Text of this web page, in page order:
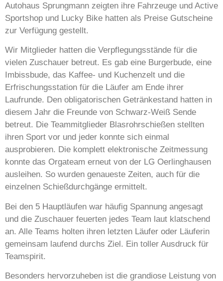
Autohaus Sprungmann zeigten ihre Fahrzeuge und Active
Sportshop und Lucky Bike hatten als Preise Gutscheine
zur Verfügung gestellt.
Wir Mitglieder hatten die Verpflegungsstände für die
vielen Zuschauer betreut. Es gab eine Burgerbude, eine
Imbissbude, das Kaffee- und Kuchenzelt und die
Erfrischungsstation für die Läufer am Ende ihrer
Laufrunde. Den obligatorischen Getränkestand hatten in
diesem Jahr die Freunde von Schwarz-Weiß Sende
betreut. Die Teammitglieder Blasrohrschießen stellten
ihren Sport vor und jeder konnte sich einmal
ausprobieren. Die komplett elektronische Zeitmessung
konnte das Orgateam erneut von der LG Oerlinghausen
ausleihen. So wurden genaueste Zeiten, auch für die
einzelnen Schießdurchgänge ermittelt.
Bei den 5 Hauptläufen war häufig Spannung angesagt
und die Zuschauer feuerten jedes Team laut klatschend
an. Alle Teams holten ihren letzten Läufer oder Läuferin
gemeinsam laufend durchs Ziel. Ein toller Ausdruck für
Teamspirit.
Besonders hervorzuheben ist die grandiose Leistung von